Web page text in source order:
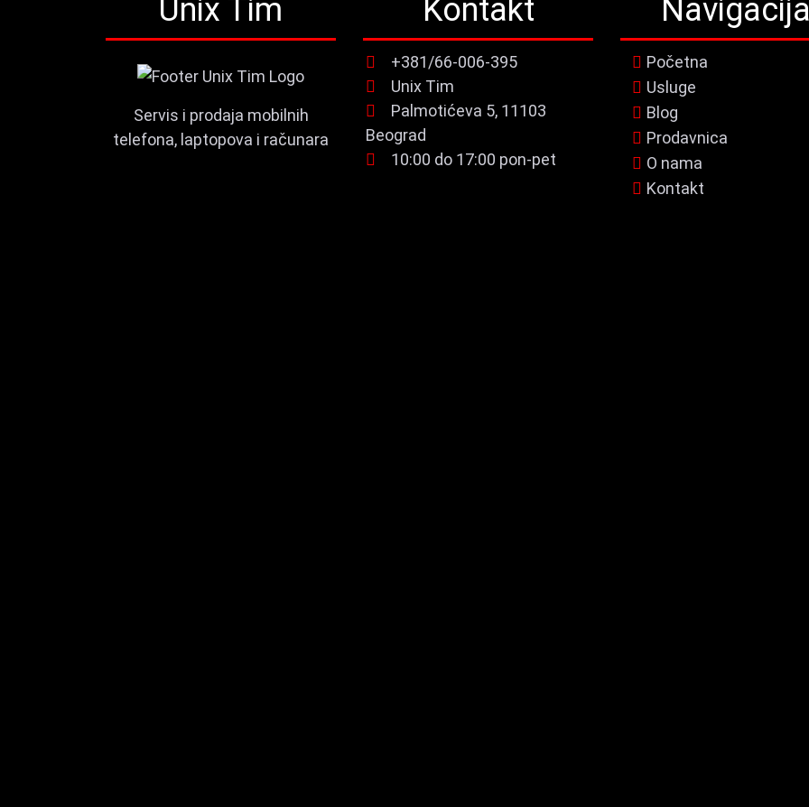
Unix Tim
Servis i prodaja mobilnih
telefona, laptopova i računara
Kontakt
+381/66-006-395
Unix Tim
Palmotićeva 5, 11103
Beograd
10:00 do 17:00 pon-pet
Navigacija
Početna
Usluge
Blog
Prodavnica
O nama
Kontakt